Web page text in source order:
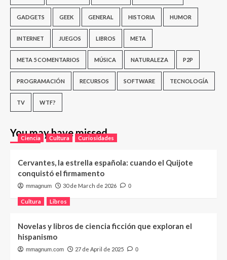
GADGETS GEEK GENERAL HISTORIA HUMOR
INTERNET JUEGOS LIBROS META
META 5 COMENTARIOS MÚSICA NATURALEZA P2P
PROGRAMACIÓN RECURSOS SOFTWARE TECNOLOGÍA
TV WTF?
You may have missed
Ciencia Cultura Curiosidades
Cervantes, la estrella española: cuando el Quijote
conquistó el firmamento
mmagnum 30 de March de 2026 0
Cultura Libros
Novelas y libros de ciencia ficción que exploran el
hispanismo
mmagnum.com 27 de April de 2025 0